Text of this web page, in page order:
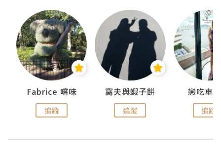
Fabrice 嚐味
追蹤
窩夫與蝦子餅
追蹤
戀吃車
追蹤